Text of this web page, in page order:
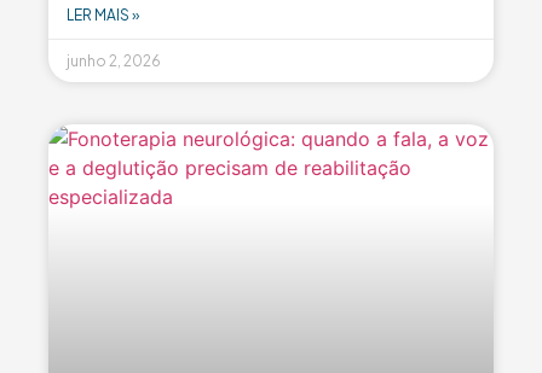
LER MAIS »
junho 2, 2026